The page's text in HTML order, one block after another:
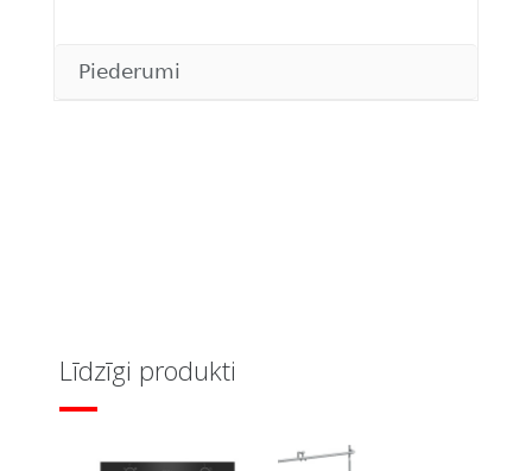
Piederumi
Līdzīgi produkti